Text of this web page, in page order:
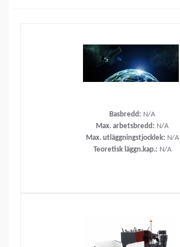
Basbredd: N/A
Max. arbetsbredd: N/A
Max. utläggningstjocklek: N/A
Teoretisk läggn.kap.: N/A